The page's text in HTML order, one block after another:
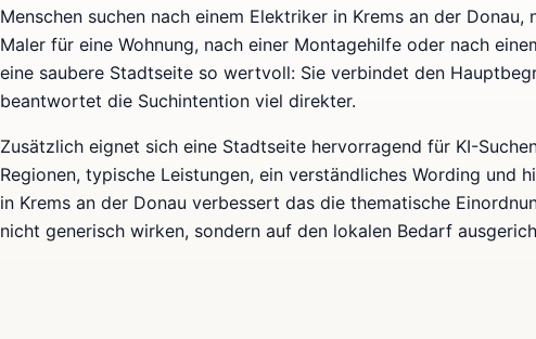
Menschen suchen nach einem Elektriker in Krems an der
Maler für eine Wohnung, nach einer Montagehilfe oder nach
eine saubere Stadtseite so wertvoll: Sie verbindet den
beantwortet die Suchintention viel direkter.
Zusätzlich eignet sich eine Stadtseite hervorragend für KI-
Regionen, typische Leistungen, ein verständliches Wording
in Krems an der Donau verbessert das die thematische
nicht generisch wirken, sondern auf den lokalen Bedarf